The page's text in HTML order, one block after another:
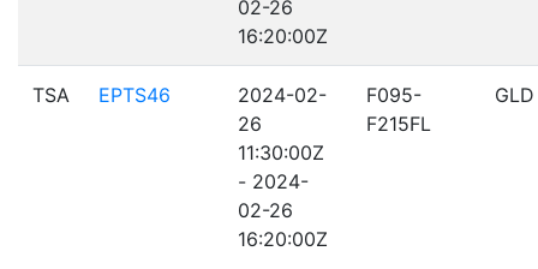
02-26
16:20:00Z
TSA EPTS46
2024-02-
26
11:30:00Z
- 2024-
02-26
16:20:00Z
F095-
F215FL
GLD